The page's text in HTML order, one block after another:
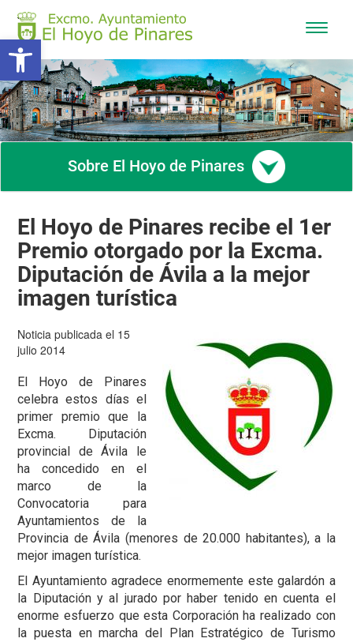
Abrir barra de herramientas
Ocultar
Sobre El Hoyo de Pinares
El Hoyo de Pinares recibe el 1er
Premio otorgado por la Excma.
Diputación de Ávila a la mejor
imagen turística
Noticia publicada el 15
julio 2014
El Hoyo de Pinares
celebra estos días el
primer premio que la
Excma. Diputación
provincial de Ávila le
ha concedido en el
marco de la
Convocatoria para
Ayuntamientos de la
Provincia de Ávila (menores de 20.000 habitantes), a la
mejor imagen turística.
El Ayuntamiento agradece enormemente este galardón a
la Diputación y al jurado por haber tenido en cuenta el
enorme esfuerzo que esta Corporación ha realizado con
la puesta en marcha del Plan Estratégico de Turismo